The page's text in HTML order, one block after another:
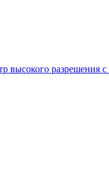
высокого разрешения